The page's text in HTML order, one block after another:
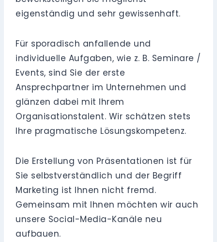
eigenständig und sehr gewissenhaft.
Für sporadisch anfallende und
individuelle Aufgaben, wie z. B. Seminare /
Events, sind Sie der erste
Ansprechpartner im Unternehmen und
glänzen dabei mit Ihrem
Organisationstalent. Wir schätzen stets
Ihre pragmatische Lösungskompetenz.
Die Erstellung von Präsentationen ist für
Sie selbstverständlich und der Begriff
Marketing ist Ihnen nicht fremd.
Gemeinsam mit Ihnen möchten wir auch
unsere Social-Media-Kanäle neu
aufbauen.